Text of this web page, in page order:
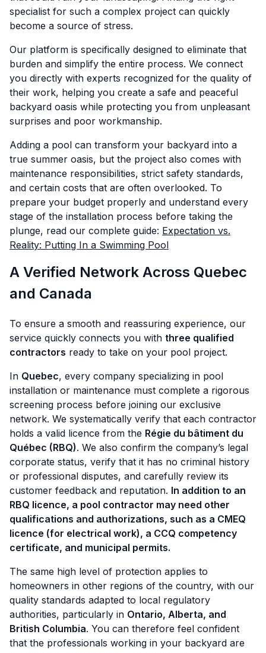
specialist for such a complex project can quickly
become a source of stress.
Our platform is specifically designed to eliminate that
burden and simplify the entire process. We connect
you directly with experts recognized for the quality of
their work, helping you create a safe and peaceful
backyard oasis while protecting you from unpleasant
surprises and poor workmanship.
Adding a pool can transform your backyard into a
true summer oasis, but the project also comes with
maintenance responsibilities, strict safety standards,
and certain costs that are often overlooked. To
prepare your budget properly and understand every
stage of the installation process before taking the
plunge, read our complete guide: Expectation vs.
Reality: Putting In a Swimming Pool
A Verified Network Across Quebec
and Canada
To ensure a smooth and reassuring experience, our
service quickly connects you with three qualified
contractors ready to take on your pool project.
In Quebec, every company specializing in pool
installation or maintenance must complete a rigorous
screening process before joining our exclusive
network. We systematically verify that each contractor
holds a valid licence from the Régie du bâtiment du
Québec (RBQ). We also confirm the company’s legal
corporate status, verify that it has no criminal history
or professional disputes, and carefully review its
customer feedback and reputation. In addition to an
RBQ licence, a pool contractor may need other
qualifications and authorizations, such as a CMEQ
licence (for electrical work), a CCQ competency
certificate, and municipal permits.
The same high level of protection applies to
homeowners in other regions of the country, with our
quality standards adapted to local regulatory
authorities, particularly in Ontario, Alberta, and
British Columbia. You can therefore feel confident
that the professionals working in your backyard are